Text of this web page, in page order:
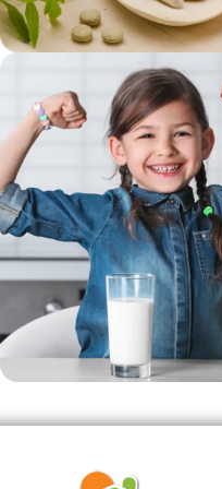
vezi si...
Suplimente
vezi si...